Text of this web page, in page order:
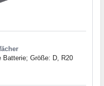
Batterie; Größe: D, R20